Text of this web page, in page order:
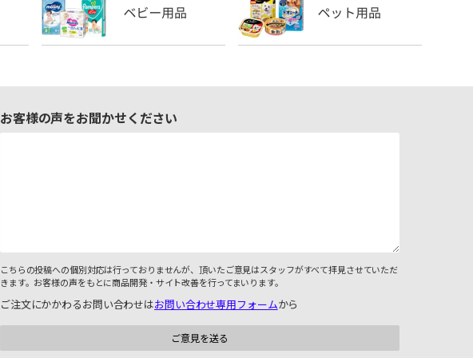
お客様の声をお聞かせください
こちらの投稿への個別対応は行っておりませんが、頂いたご意見はスタッフがすべて拝見させていただ
きます。お客様の声をもとに商品開発・サイト改善を行ってまいります。
ご注文にかかわるお問い合わせはお問い合わせ専用フォームから